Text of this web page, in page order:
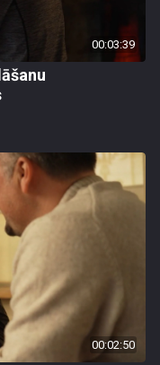
00:03:39
00:02:50